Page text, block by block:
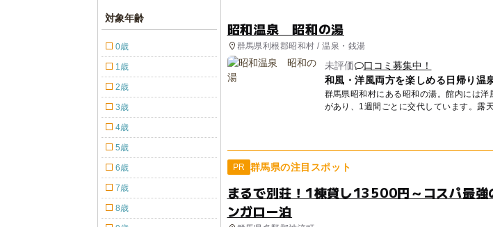
昭和温泉 昭和の湯
群馬県利根郡昭和村 / 温泉・銭湯
未評価
口コミ募集中！
和風・洋風両方を楽しめる日帰り温
群馬県昭和村にある昭和の湯。館内には洋
があり、1週間ごとに交代しています。露
PR 群馬県の注目スポット
まるで別荘！1棟貸し13500円～コスパ最強
ンガロー泊
対象年齢
0歳
1歳
2歳
3歳
4歳
5歳
6歳
7歳
8歳